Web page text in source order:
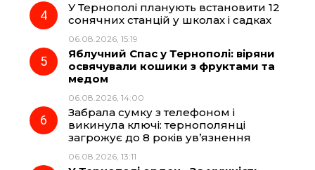
У Тернополі планують встановити 12
сонячних станцій у школах і садках
06.08.2026, 15:19
Яблучний Спас у Тернополі: віряни
освячували кошики з фруктами та
медом
06.08.2026, 14:00
Забрала сумку з телефоном і
викинула ключі: тернополянці
загрожує до 8 років ув’язнення
06.08.2026, 13:11